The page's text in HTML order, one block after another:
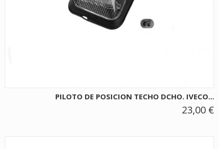
PILOTO DE POSICION TECHO DCHO. IVECO...
23,00 €